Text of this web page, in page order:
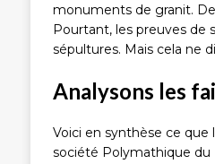
monuments de granit.
Pourtant, les preuves de
sépultures. Mais cela ne
Analysons les
Voici en synthèse ce que
société Polymathique du